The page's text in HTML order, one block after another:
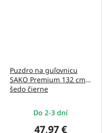
Puzdro na guľovnicu
SAKO Premium 132 cm -
šedo čierne
Do 2-3 dní
47,97 €